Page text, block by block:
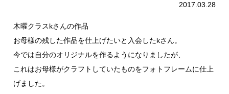
2017.03.28
木曜クラスkさんの作品
お母様の残した作品を仕上げたいと入会したkさん。
今では自分のオリジナルを作るようになりましたが、
これはお母様がクラフトしていたものをフォトフレームに仕上
げました。